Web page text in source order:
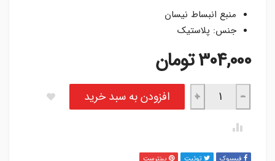
منبع انبساط نیسان
جنس: پلاستیک
304,000تومان
منبع انبساط رادیاتور نیسان عدد
−
+ افزودن به سبد خرید
فیسبوک توئیت پینترست